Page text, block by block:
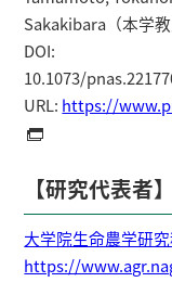
Sakakibara（本学
DOI:
URL: https://
【研究代表者】
大学院生命農学研
https://